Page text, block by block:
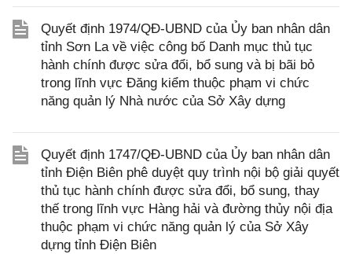
Quyết định 1974/QĐ-UBND của Ủy ban nhân dân
tỉnh Sơn La về việc công bố Danh mục thủ tục
hành chính được sửa đổi, bổ sung và bị bãi bỏ
trong lĩnh vực Đăng kiểm thuộc phạm vi chức
năng quản lý Nhà nước của Sở Xây dựng
Quyết định 1747/QĐ-UBND của Ủy ban nhân dân
tỉnh Điện Biên phê duyệt quy trình nội bộ giải quyết
thủ tục hành chính được sửa đổi, bổ sung, thay
thế trong lĩnh vực Hàng hải và đường thủy nội địa
thuộc phạm vi chức năng quản lý của Sở Xây
dựng tỉnh Điện Biên